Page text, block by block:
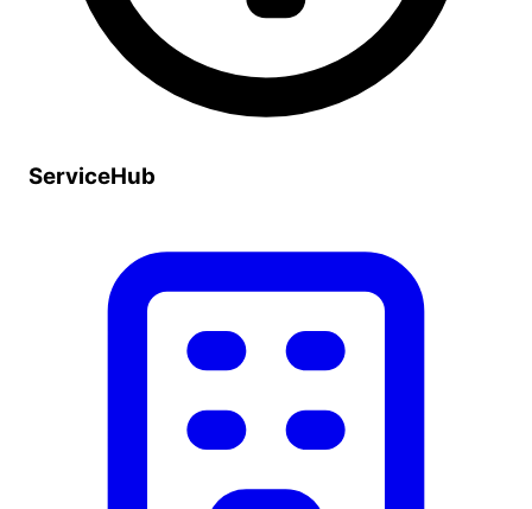
ServiceHub